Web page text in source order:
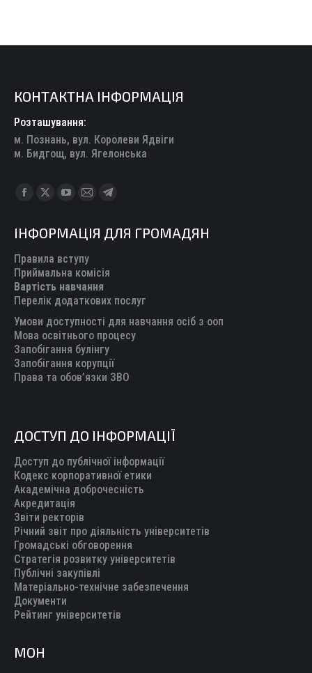
КОНТАКТНА ІНФОРМАЦІЯ
Розташування:
м. Познань, вул. Королеви Ядвіги
м. Бидгощ, вул. Ягелонська
Find us on:
Facebook
opens
in
new
window
X
opens
in
new
window
YouTube
opens
in
new
window
Mail
opens
in
new
window
Telegram
opens
new
ІНФОРМАЦІЯ ДЛЯ ГРОМАДЯН
Правила вступу
Приймальна комісія
Вартість навчання
Перелік додаткових послуг
Умови доступності для навчання осіб з ооп
Мова освітнього процесу
Запобігання булінгу
Запобігання корупції
Права та обов’язки ЗВО
ДОСТУП ДО ІНФОРМАЦІЇ
Доступ до публічної інформації
Кодекс корпоративної етики
Академічна доброчесність
Акредитація
Звіти ректорів
Річний звіт про діяльність університетів
Громадські обговорення
Стратегія розвитку університетів
Публічні закупівлі
Матеріально-технічне забезпечення
Документи
Рейтинг університетів
МОН